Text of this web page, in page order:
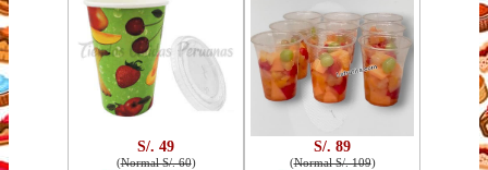
S/. 49
(Normal S/. 60)
S/. 89
(Normal S/. 109)